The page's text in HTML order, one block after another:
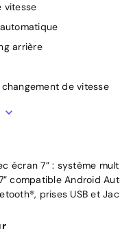
vitesse
arrière
de vitesse
des feux de
chauffante
dégivrants,
jour/nuit
écran 7” : système
compatible Android
prises USB et